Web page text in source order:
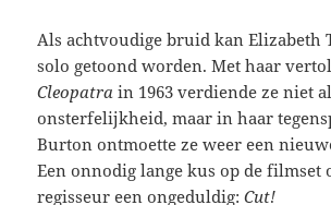
Als achtvoudige bruid kan Elizabeth
solo getoond worden. Met haar
Cleopatra in 1963 verdiende ze niet
onsterfelijkheid, maar in haar
Burton ontmoette ze weer een
Een onnodig lange kus op de filmset
regisseur een ongeduldig:Cut!